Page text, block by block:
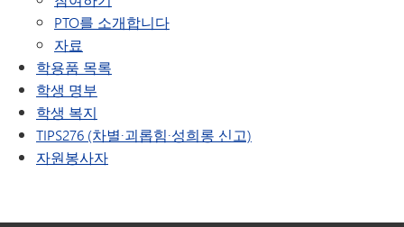
PTO를 소개합니다
자료
학용품 목록
학생 명부
학생 복지
TIPS276 (차별·괴롭힘·성희롱 신고)
자원봉사자